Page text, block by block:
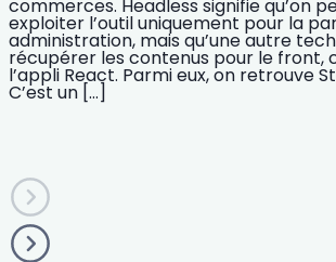
commerces. Headless signifie qu’on
exploiter l’outil uniquement pour la
administration, mais qu’une autre
récupérer les contenus pour le front,
l’appli React. Parmi eux, on retrouve
C’est un […]